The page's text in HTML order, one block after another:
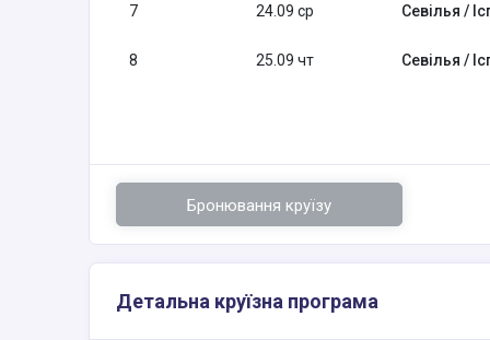
7 24.09 ср Севілья /
8 25.09 чт Севілья /
Бронювання круїзу
Детальна круїзна програма